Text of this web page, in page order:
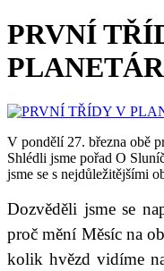
PRVNÍ
V pondělí 27. března obě
Shlédli jsme pořad O
jsme se s nejdůležitějšími
Dozvěděli jsme se
proč mění Měsíc na
kolik hvězd vidíme